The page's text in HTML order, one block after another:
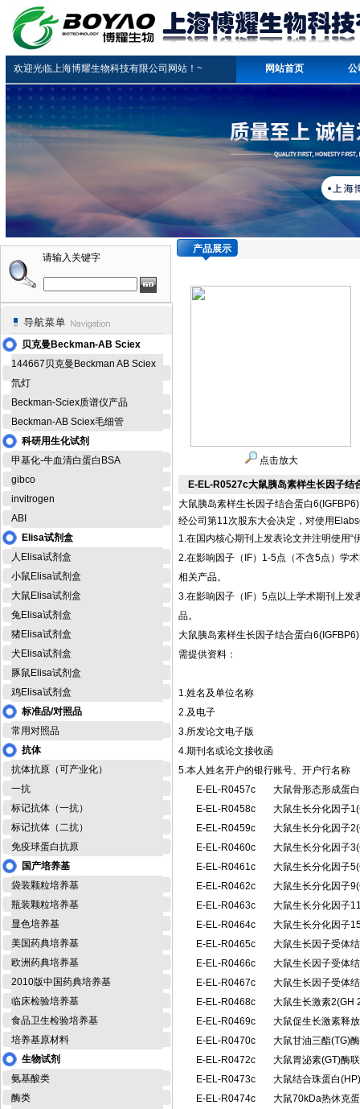
欢迎光临上海博耀生物科技有限公司网站！~ 网站首页 公
请输入关键字
贝克曼Beckman-AB Sciex
144667贝克曼Beckman AB Sciex
氘灯
Beckman-Sciex质谱仪产品
Beckman-AB Sciex毛细管
科研用生化试剂
甲基化-牛血清白蛋白BSA
gibco
invitrogen
ABI
Elisa试剂盒
人Elisa试剂盒
小鼠Elisa试剂盒
大鼠Elisa试剂盒
兔Elisa试剂盒
猪Elisa试剂盒
犬Elisa试剂盒
豚鼠Elisa试剂盒
鸡Elisa试剂盒
标准品/对照品
常用对照品
抗体
抗体抗原（可产业化）
一抗
标记抗体（一抗）
标记抗体（二抗）
免疫球蛋白抗原
国产培养基
袋装颗粒培养基
瓶装颗粒培养基
显色培养基
美国药典培养基
欧洲药典培养基
2010版中国药典培养基
临床检验培养基
食品卫生检验培养基
培养基原材料
生物试剂
氨基酸类
酶类
产品展示
点击放大
E-EL-R0527c大鼠胰岛素样生长因子结
大鼠胰岛素样生长因子结合蛋白
经公司第11次股东大会决定，对使用
1.在国内核心期刊上发表论文并注明使用
2.在影响因子（IF）1-5点（不含5点）学
相关产品。
3.在影响因子（IF）5点以上学术期刊上
品。
大鼠胰岛素样生长因子结合蛋白
需提供资料：
1.姓名及单位名称
2.及电子
3.所发论文电子版
4.期刊名或论文接收函
5.本人姓名开户的银行账号、开户行名称
E-EL-R0457c
大鼠骨形态形成蛋
E-EL-R0458c
大鼠生长分化因子
E-EL-R0459c
大鼠生长分化因子
E-EL-R0460c
大鼠生长分化因子
E-EL-R0461c
大鼠生长分化因子
E-EL-R0462c
大鼠生长分化因子
E-EL-R0463c
大鼠生长分化因子
E-EL-R0464c
大鼠生长分化因子
E-EL-R0465c
大鼠生长因子受体
E-EL-R0466c
大鼠生长因子受体
E-EL-R0467c
大鼠生长因子受体
E-EL-R0468c
大鼠生长激素2(GH
E-EL-R0469c
大鼠促生长激素释
E-EL-R0470c
大鼠甘油三酯(TG)
E-EL-R0472c
大鼠胃泌素(GT)酶
E-EL-R0473c
大鼠结合珠蛋白
E-EL-R0474c
大鼠70kDa热休克